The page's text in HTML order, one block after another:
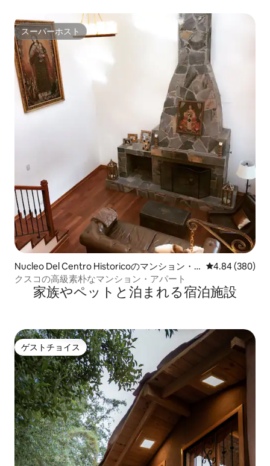
スーパーホスト
スーパーホスト
Nucleo Del Centro Historicoのマンション・
アパート
レビュー380
4.84 (380)
クスコの高級素朴なマンション・アパート
家族やペットと泊まれる宿泊施設
ゲストチョイス
ゲストチョイス